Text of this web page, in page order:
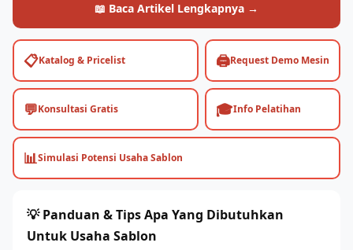
📖 Baca Artikel Lengkapnya →
📋Katalog & Pricelist 🖨️Request Demo Mesin
💬Konsultasi Gratis 🎓Info Pelatihan
📊Simulasi Potensi Usaha Sablon
💡 Panduan & Tips Apa Yang Dibutuhkan
Untuk Usaha Sablon